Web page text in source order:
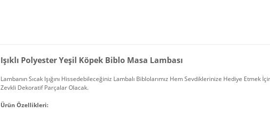
Işıklı Polyester Yeşil Köpek Biblo Masa Lambası
Lambanın Sıcak Işığını Hissedebileceğiniz Lambalı Biblolarımız Hem Sevdiklerinize Hediye Etmek
Zevkli Dekoratif Parçalar Olacak.
Ürün Özellikleri: